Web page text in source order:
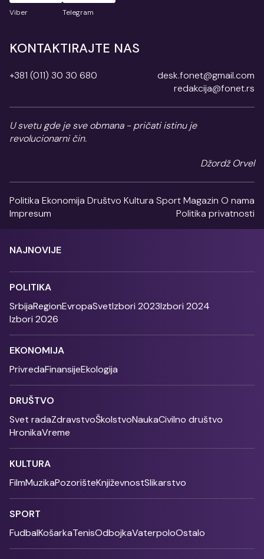
Viber Telegram
KONTAKTIRAJTE NAS
+381 (011) 30 30 680
desk.fonet@gmail.com
redakcija@fonet.rs
U svetu gde je sve obmana - pričati istinu je
revolucionarni čin.
Džordž Orvel
Politika Ekonomija Društvo Kultura SportMagazin O nama
Impresum
Politika privatnosti
NAJNOVIJE
POLITIKA
SrbijaRegionEvropaSvetIzbori 2023Izbori 2024
Izbori 2026
EKONOMIJA
PrivredaFinansijeEkologija
DRUŠTVO
Svet radaZdravstvoŠkolstvoNaukaCivilno društvo
HronikaVreme
KULTURA
FilmMuzikaPozorišteKnjiževnostSlikarstvo
SPORT
FudbalKošarkaTenisOdbojkaVaterpoloOstalo